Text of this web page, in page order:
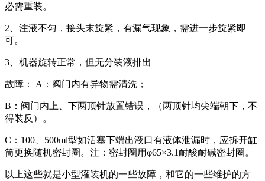
必需重装。
2、注液不匀，接头末旋紧，有漏气现象，需进一步旋紧即
可。
3、机器旋转正常，但无分装液排出
故障： A：阀门内有异物需清洗；
B：阀门内上、下两顶针放置错误，（两顶针均尖端朝下，不
得装反）。
C：100、500ml型如活塞下端出液口有液体泄漏时，应拆开缸
筒更换随机密封圈。注：密封圈用φ65×3.1耐酸耐碱密封圈。
以上这些就是小型灌装机的一些故障，和它的一些维护的方